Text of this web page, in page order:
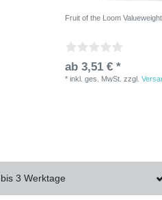
Fruit of the Loom
ab 3,51 € *
*inkl. ges. MwSt. zzgl.
3 Werktage